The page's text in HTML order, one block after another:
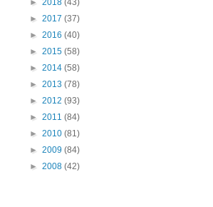
► 2018 (43)
► 2017 (37)
► 2016 (40)
► 2015 (58)
► 2014 (58)
► 2013 (78)
► 2012 (93)
► 2011 (84)
► 2010 (81)
► 2009 (84)
► 2008 (42)